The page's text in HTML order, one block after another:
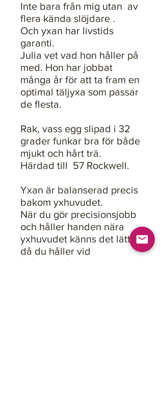
Inte bara från mig utan av
flera kända slöjdare .
Och yxan har livstids
garanti.
Julia vet vad hon håller på
med. Hon har jobbat
många år för att ta fram en
optimal täljyxa som passar
de flesta.
Rak, vass egg slipad i 32
grader funkar bra för både
mjukt och hårt trä.
Härdad till 57 Rockwell.
Yxan är balanserad precis
bakom yxhuvudet.
När du gör precisionsjobb
och håller handen nära
yxhuvudet känns det lätt
då du håller vid
balanspunkten.